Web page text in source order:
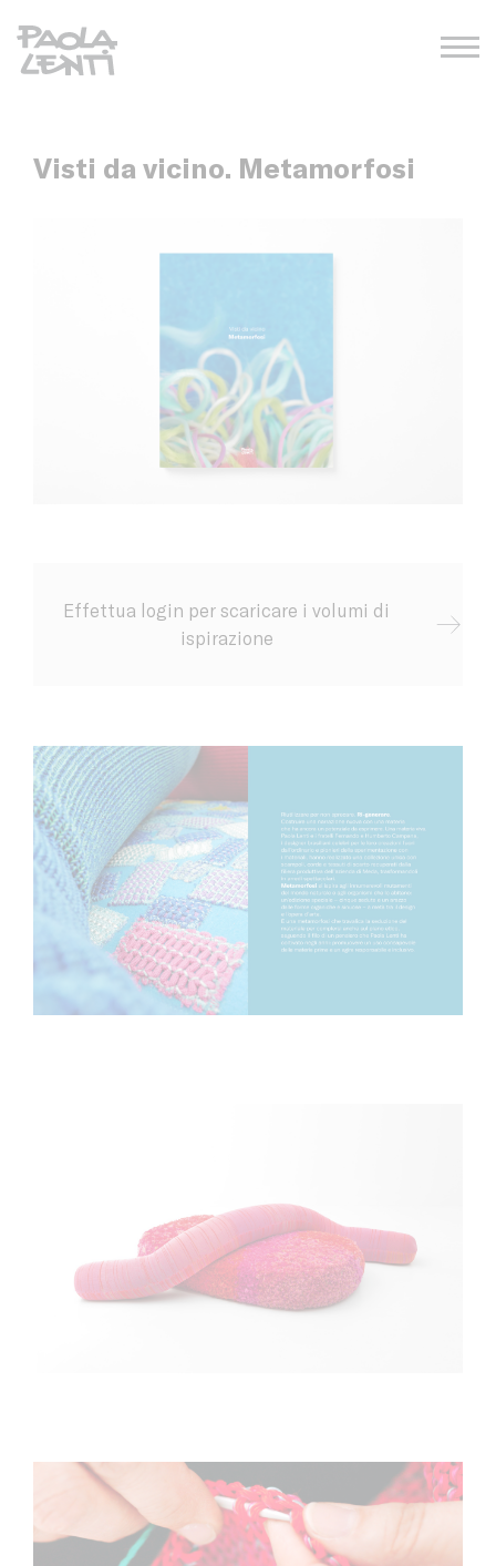
Visti da vicino. Metamorfosi
Effettua login per scaricare i volumi di
ispirazione